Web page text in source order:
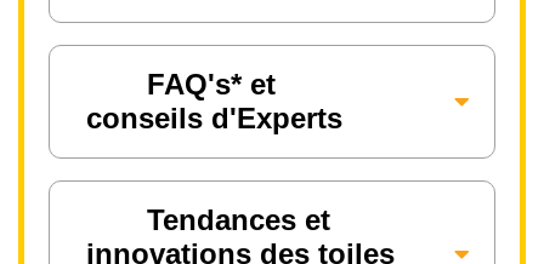
FAQ's* et
conseils d'Experts
Tendances et
innovations des toiles